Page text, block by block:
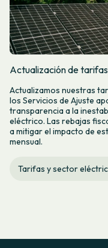
Actualización de
Actualizamos nuestras
los Servicios de Ajuste
transparencia a la
eléctrico. Las rebajas
a mitigar el impacto de
mensual.
Tarifas y sector